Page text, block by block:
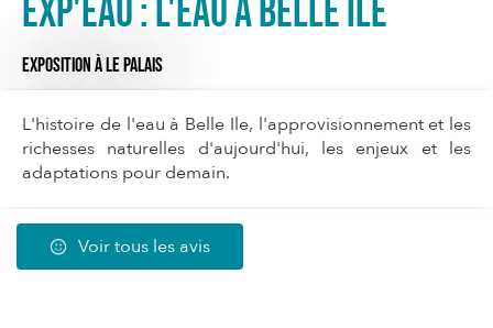
Exp'eau : l'eau à Belle Ile
EXPOSITIONÀ LE PALAIS
L'histoire de l'eau à Belle Ile, l'approvisionnement et les
richesses naturelles d'aujourd'hui, les enjeux et les
adaptations pour demain.
Voir tous les avis